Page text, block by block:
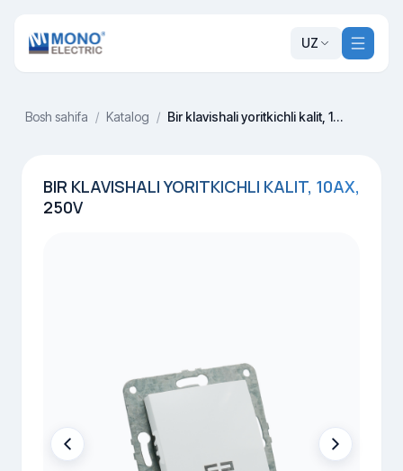
UZ
Bosh sahifa / Katalog / Bir klavishali yoritkichli kalit, 10AX, 250V
BIR KLAVISHALI YORITKICHLI KALIT, 10AX,
250V